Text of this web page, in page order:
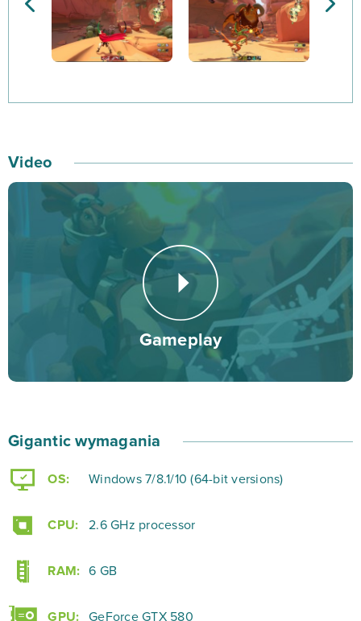
nad swoim awatarem.
Pamiętaj, że w Twoich podbojach w Gigantic nie
zwany także Strażnikiem. Jest to najbardziej wytrzymała
zaważyć o losach meczu.
Mecze odbywają się na różnych mapach, które choć
proste, to właśnie tym urzekają graczy i pozwalają
cieszyć się luźną i dynamiczną rozgrywką na wysokim
poziomie. Na mapach znajdziesz mnóstwo sekretnych
przejść i zakamarków, w których możesz czaić się na
bohaterów! Gigantic to miejsce, w którym musisz
wykazać się nie tylko dobrym refleksem, ale także
umiejętnością podejmowania szybkich decyzji,
ponieważ teren gry ulega zmianie wraz z przebiegiem
walki i niekiedy kluczowe decyzje muszą zapadać w
dzięki tonie zadanych obrażeń. Pozwoli Ci to również
Video
Gameplay
Gigantic wymagania
OS: Windows 7/8.1/10 (64-bit versions)
CPU: 2.6 GHz processor
RAM: 6 GB
GPU: GeForce GTX 580